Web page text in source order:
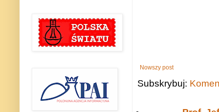
Nowszy post
Subskrybuj: